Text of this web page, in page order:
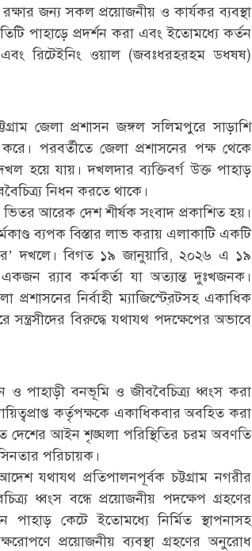
জন্য সকল প্রয়োজনীয় ও কার্যকর ব্যবস্থা
পাহাড়ে প্রদর্শন করা এবং ইতোমধ্যে কর্তন
রিটেইনিং ওয়াল (জবঃধরহরহম ডধষষ)
জেলা প্রশাসন জঙ্গল সলিমপুরে সাড়াশি
পরবর্তীতে জেলা প্রশাসনের পক্ষ থেকে
হয়ে যায়। দখলদার ব্যক্তিবর্গ উক্ত পাহাড়
নিধন করতে থাকে।
আরেক দেশ শীর্ষক সংবাদ প্রকাশিত হয়।
ব্যপক বিস্তার লাভ করায় এলাকাটি একটি
দখলে। বিগত ১৯ জানুয়ারি, ২০২৬ এ ১৯
র‌্যাব কর্মকর্তা যা অত্যান্ত দুঃখজনক।
নির্বাহী ম্যাজিস্টে্রটসহ একাধিক
বিরুদ্ধে যথাযথ পদক্ষেপের অভাবে
পাহাড়ী বনভূমি ও জীববৈচিত্র্য ধ্বংস করা
কর্তৃপক্ষকে একাধিকবার অবহিত করা
দেশের আইন শৃঙ্ঘলা পরিস্থিতির চরম অবণতি
পরিচায়ক।
যথাযথ প্রতিপালনপূর্বক চট্টগ্রাম নগরীর
ধ্বংস বন্ধে প্রয়োজনীয় পদক্ষেপ গ্রহণের
পাহাড় কেটে ইতোমধ্যে নির্মিত স্থাপনাসহ
প্রয়োজনীয় ব্যবস্থা গ্রহণের অনুরোধ